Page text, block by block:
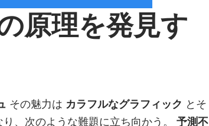
原理を発見す
その魅力は カラフルなグラフィック とそ
、次のような難題に立ち向かう。 予測不